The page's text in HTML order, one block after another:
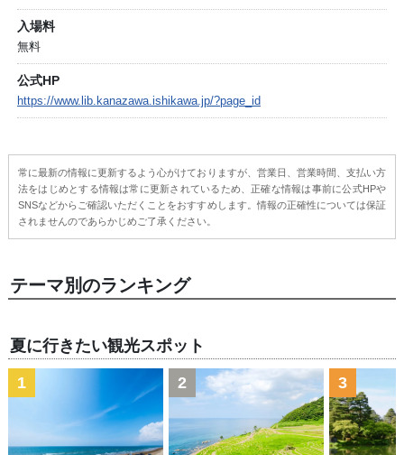
入場料
無料
公式HP
https://www.lib.kanazawa.ishikawa.jp/?page_id
常に最新の情報に更新するよう心がけておりますが、営業日、営業時間、支払い方
法をはじめとする情報は常に更新されているため、正確な情報は事前に公式HPや
SNSなどからご確認いただくことをおすすめします。情報の正確性については保証
されませんのであらかじめご了承ください。
テーマ別のランキング
夏に行きたい観光スポット
1 2 3